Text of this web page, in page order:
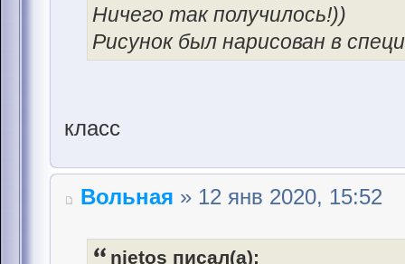
Ничего так получилось!))
Рисунок был нарисован в
класс
Вольная » 12 янв 2020, 15:52
nietos писал(а):